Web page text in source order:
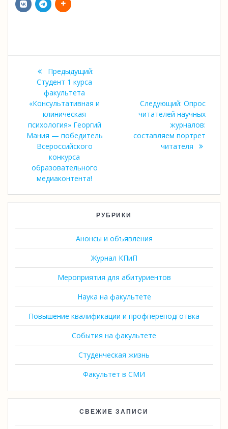
Навигация
записям
Предыдущий:Предыдущая
Студент 1 курса
факультета
«Консультативная и
клиническая
психология» Георгий
Мания — победитель
Всероссийского
конкурса
образовательного
медиаконтента!
Следующий: Следующая
запись:
Опрос
читателей научных
журналов:
составляем портрет
читателя
РУБРИКИ
Анонсы и объявления
Журнал КПиП
Мероприятия для абитуриентов
Наука на факультете
Повышение квалификации и профпереподготвка
События на факультете
Студенческая жизнь
Факультет в СМИ
СВЕЖИЕ ЗАПИСИ